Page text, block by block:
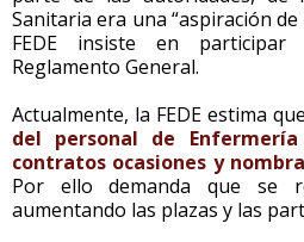
Sanitaria era una “aspiración
FEDE insiste en
Reglamento General.
Actualmente, la FEDE estima
del personal de
contratos ocasiones y
Por ello demanda que se
aumentando las plazas y las